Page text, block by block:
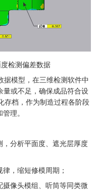
检测偏差数据
据模型，在三维检测软件中
量或不足，确保成品符合设
存档，作为制造过程各阶段
理。
分析平面度、遮光层厚度
，缩短修模周期；
像头模组、听筒等同类微